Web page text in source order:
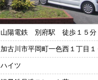
山陽電鉄 別府駅 徒歩１５分
加古川市平岡町一色西１丁目１
ハイツ